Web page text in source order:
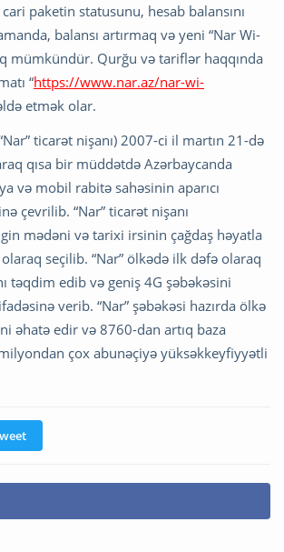
paketin statusunu, hesab balansını
balansı artırmaq və yeni “Nar Wi-
mümkündür. Qurğu və tariflər haqqında
“https://www.nar.az/nar-wi-
etmək olar.
ticarət nişanı) 2007-ci il martın 21-də
qısa bir müddətdə Azərbaycanda
və mobil rabitə sahəsinin aparıcı
çevrilib. “Nar” ticarət nişanı
mədəni və tarixi irsinin çağdaş həyatla
olaraq seçilib. “Nar” ölkədə ilk dəfə olaraq
təqdim edib və geniş 4G şəbəkəsini
verib. “Nar” şəbəkəsi hazırda ölkə
əhatə edir və 8760-dan artıq baza
çox abunəçiyə yüksəkkeyfiyyətli